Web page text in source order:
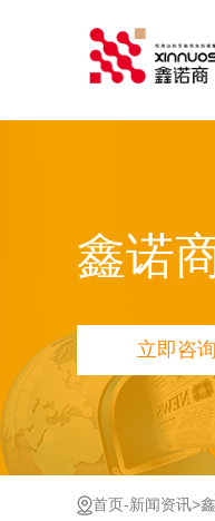
鑫诺
立即咨询
首页 -新闻资讯>